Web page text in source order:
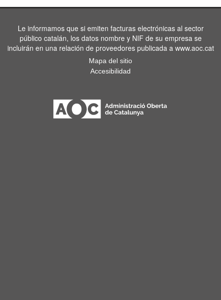
Le informamos que si emiten facturas electrónicas al sector
público catalán, los datos nombre y NIF de su empresa se
incluirán en una relación de proveedores publicada a www.aoc.cat
Mapa del sitio
Accesibilidad